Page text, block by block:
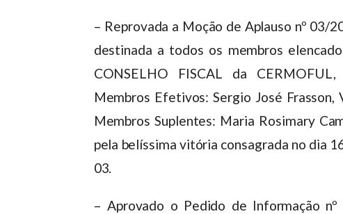
– Reprovada a Moção de Aplauso nº 03/
destinada a todos os membros
CONSELHO FISCAL da
Membros Efetivos: Sergio José
Membros Suplentes: Maria Rosimary
pela belíssima vitória consagrada no dia
03.
– Aprovado o Pedido de Informação